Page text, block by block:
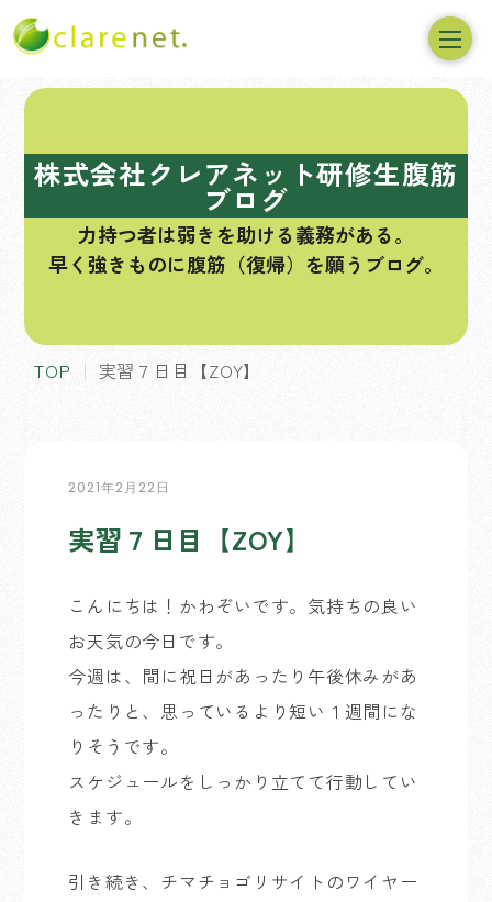
株式会社クレアネット研修生腹筋
ブログ
力持つ者は弱きを助ける義務がある。
早く強きものに腹筋（復帰）を願うブログ。
TOP 実習７日目【ZOY】
2021年2月22日
実習７日目【ZOY】
こんにちは！かわぞいです。気持ちの良い
お天気の今日です。
今週は、間に祝日があったり午後休みがあ
ったりと、思っているより短い１週間にな
りそうです。
スケジュールをしっかり立てて行動してい
きます。
引き続き、チマチョゴリサイトのワイヤー